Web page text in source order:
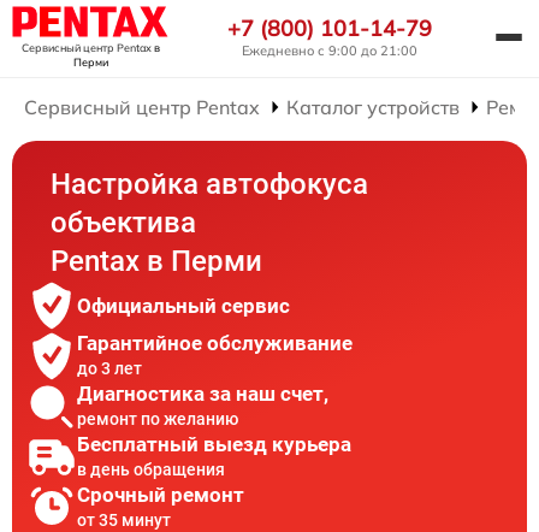
Сервисный центр Pentaxв
Перми
+7 (800) 101-14-79
Ежедневно с 9:00 до 21:00
Сервисный центр Pentax Каталог устройств
Настройка автофокуса
объектива
Pentax в Перми
Официальный сервис
Гарантийное обслуживание
до 3 лет
Диагностика за наш счет,
ремонт по желанию
Бесплатный выезд курьера
в день обращения
Срочный ремонт
от 35 минут